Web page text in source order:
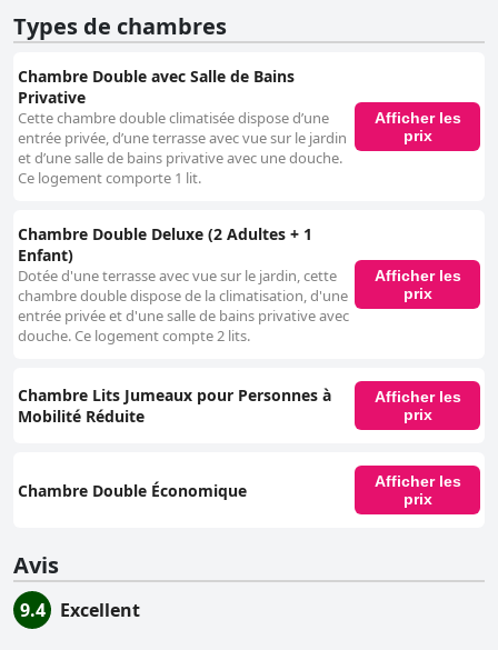
Types de chambres
Chambre Double avec Salle de Bains
Privative
Cette chambre double climatisée dispose d’une
entrée privée, d’une terrasse avec vue sur le jardin
et d’une salle de bains privative avec une douche.
Ce logement comporte 1 lit.
Afficher les
prix
Chambre Double Deluxe (2 Adultes + 1
Enfant)
Dotée d'une terrasse avec vue sur le jardin, cette
chambre double dispose de la climatisation, d'une
entrée privée et d'une salle de bains privative avec
douche. Ce logement compte 2 lits.
Afficher les
prix
Chambre Lits Jumeaux pour Personnes à
Mobilité Réduite
Afficher les
prix
Chambre Double Économique
Afficher les
prix
Avis
9.4 Excellent